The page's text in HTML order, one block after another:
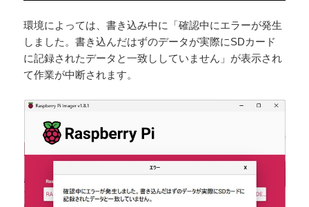
環境によっては、書き込み中に「確認中にエラーが発生
しました。書き込んだはずのデータが実際にSDカード
に記録されたデータと一致ししていません」が表示され
て作業が中断されます。